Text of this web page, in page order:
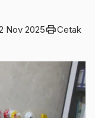
Nov 2025printCetak